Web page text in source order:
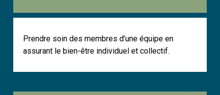
Prendre soin des membres d’une équipe en
assurant le bien-être individuel et collectif.